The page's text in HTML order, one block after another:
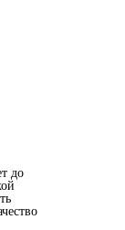
до